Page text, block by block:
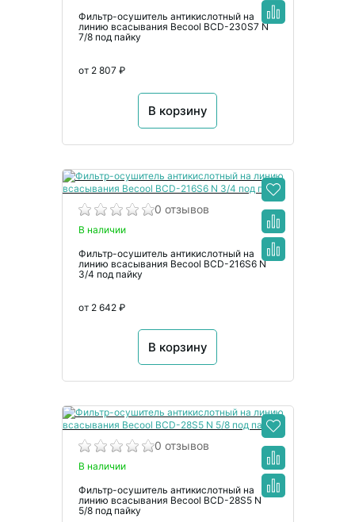
Фильтр-осушитель антикислотный на
линию всасывания Becool BCD-230S7 N
7/8 под пайку
от 2 807 ₽
В корзину
0 отзывов
В наличии
Фильтр-осушитель антикислотный на
линию всасывания Becool BCD-216S6 N
3/4 под пайку
от 2 642 ₽
В корзину
0 отзывов
В наличии
Фильтр-осушитель антикислотный на
линию всасывания Becool BCD-28S5 N
5/8 под пайку